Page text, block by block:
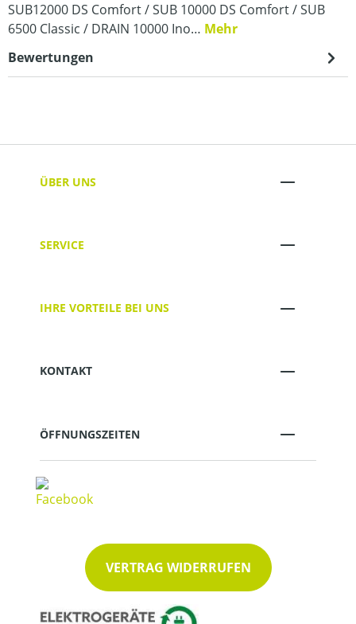
SUB12000 DS Comfort / SUB 10000 DS Comfort / SUB
6500 Classic / DRAIN 10000 Ino… Mehr
Bewertungen
ÜBER UNS
SERVICE
IHRE VORTEILE BEI UNS
KONTAKT
ÖFFNUNGSZEITEN
VERTRAG WIDERRUFEN